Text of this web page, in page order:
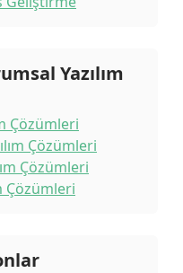
Yazılım
Çözümleri
Çözümleri
Çözümleri
Çözümleri